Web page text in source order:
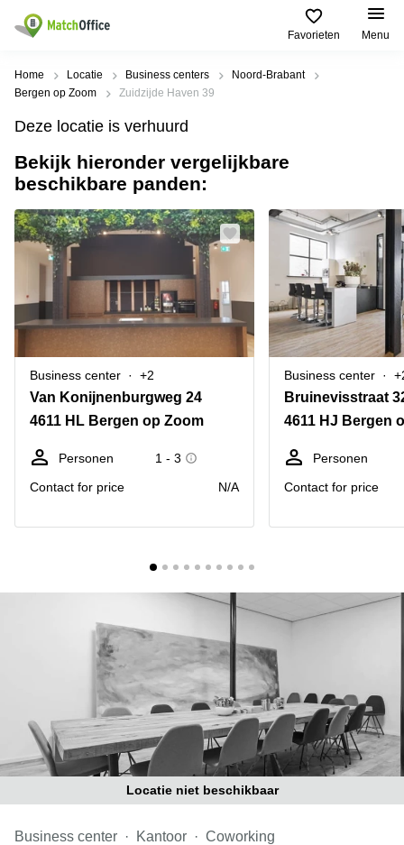
Favorieten Menu
Huren / Verhuren
Productpagina's
Kantoorruimten
Business
Flexplekken
Coworking
Spaces
Vergaderruimten
Kantoor
Bedrijfsruimte
Populaire
Steden
Alkmaar
Oost
Amsterdam
Westpoort
Bergen
Zoom
Amersfoort
Breda
Hengelo
Hilversum
Hoofddorp
Populaire
zoekopdrachten
Kantoorruimte
in Breda
Kantoor
huren
Bergen
op
Zoom
Kantoor
huren
Kantoor
huren
Reeuwijk
Business
Arnhem
Coworking
space
Breda
Coworking
Help
Over ons
Voeg je kantoorruimte toe
Huurprijs
Home Locatie Business centers
Noord-Brabant
Bergen op Zoom
Zuidzijde Haven 39
Deze locatie is verhuurd
Bekijk hieronder vergelijkbare
beschikbare panden:
Business center +2
Van Konijnenburgweg 24
4611 HL Bergen op Zoom
Personen
1 - 3
Contact for price
N/A
Business center
Bruinevisstraat
4611 HJ Bergen
Personen
Contact for price
Locatie niet beschikbaar
Business center Kantoor Coworking